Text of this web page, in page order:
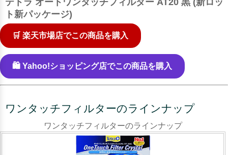
ト新パッケージ)
🛒 楽天市場店でこの商品を購入
🛍️ Yahoo!ショッピング店でこの商品を購入
ワンタッチフィルターのラインナップ
ワンタッチフィルターのラインナップ